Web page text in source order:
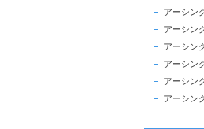
アーシン
アーシン
アーシン
アーシン
アーシン
アーシン